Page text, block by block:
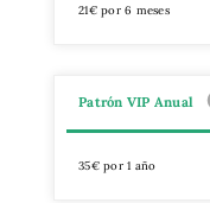
21€ por 6 meses
Patrón VIP Anual
35€ por 1 año